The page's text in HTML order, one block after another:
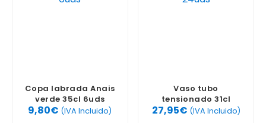
Copa labrada Anais
verde 35cl 6uds
9,80€ (IVA Incluido)
Vaso tubo
tensionado 31cl
24uds
27,95€ (IVA Incluido)